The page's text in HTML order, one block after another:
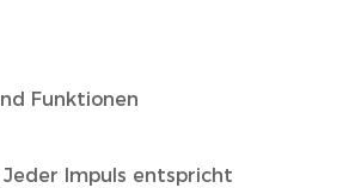
Funktionen
Impuls entspricht